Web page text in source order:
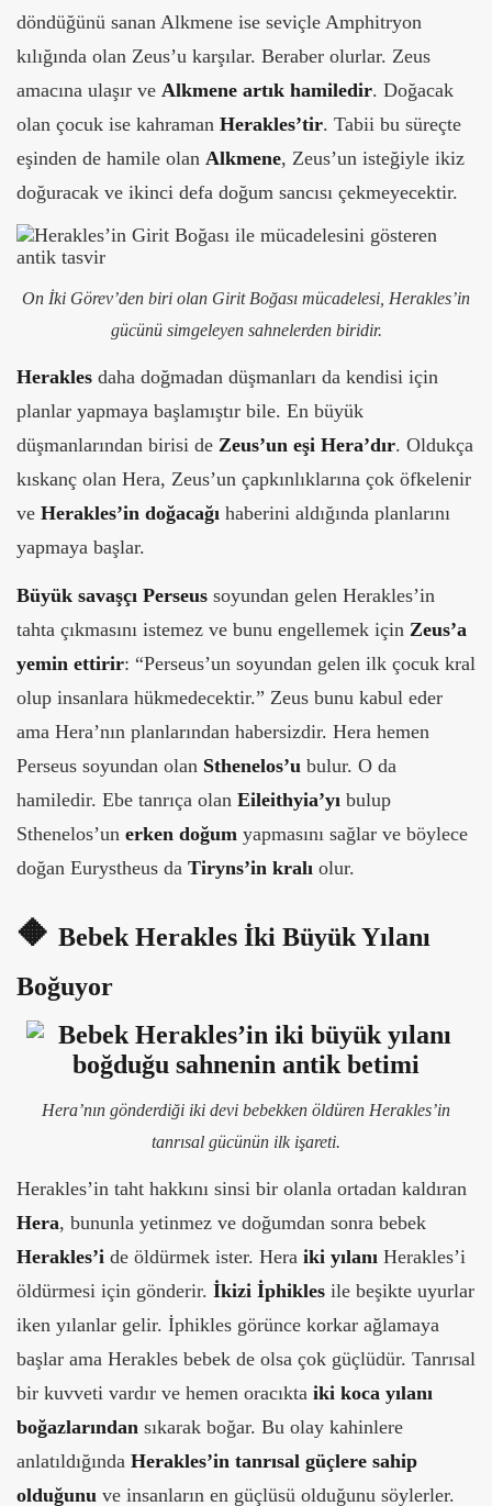
döndüğünü sanan Alkmene ise seviçle Amphitryon
kılığında olan Zeus’u karşılar. Beraber olurlar. Zeus
amacına ulaşır ve Alkmene artık hamiledir. Doğacak
olan çocuk ise kahraman Herakles’tir. Tabii bu süreçte
eşinden de hamile olan Alkmene, Zeus’un isteğiyle ikiz
doğuracak ve ikinci defa doğum sancısı çekmeyecektir.
On İki Görev’den biri olan Girit Boğası mücadelesi, Herakles’in
gücünü simgeleyen sahnelerden biridir.
Herakles daha doğmadan düşmanları da kendisi için
planlar yapmaya başlamıştır bile. En büyük
düşmanlarından birisi de Zeus’un eşi Hera’dır. Oldukça
kıskanç olan Hera, Zeus’un çapkınlıklarına çok öfkelenir
ve Herakles’in doğacağı haberini aldığında planlarını
yapmaya başlar.
Büyük savaşçı Perseus soyundan gelen Herakles’in
tahta çıkmasını istemez ve bunu engellemek için Zeus’a
yemin ettirir: “Perseus’un soyundan gelen ilk çocuk kral
olup insanlara hükmedecektir.” Zeus bunu kabul eder
ama Hera’nın planlarından habersizdir. Hera hemen
Perseus soyundan olan Sthenelos’u bulur. O da
hamiledir. Ebe tanrıça olan Eileithyia’yı bulup
Sthenelos’un erken doğum yapmasını sağlar ve böylece
doğan Eurystheus da Tiryns’in kralı olur.
🔶 Bebek Herakles İki Büyük Yılanı
Boğuyor
Hera’nın gönderdiği iki devi bebekken öldüren Herakles’in
tanrısal gücünün ilk işareti.
Herakles’in taht hakkını sinsi bir olanla ortadan kaldıran
Hera, bununla yetinmez ve doğumdan sonra bebek
Herakles’i de öldürmek ister. Hera iki yılanı Herakles’i
öldürmesi için gönderir. İkizi İphikles ile beşikte uyurlar
iken yılanlar gelir. İphikles görünce korkar ağlamaya
başlar ama Herakles bebek de olsa çok güçlüdür. Tanrısal
bir kuvveti vardır ve hemen oracıkta iki koca yılanı
boğazlarından sıkarak boğar. Bu olay kahinlere
anlatıldığında Herakles’in tanrısal güçlere sahip
olduğunu ve insanların en güçlüsü olduğunu söylerler.